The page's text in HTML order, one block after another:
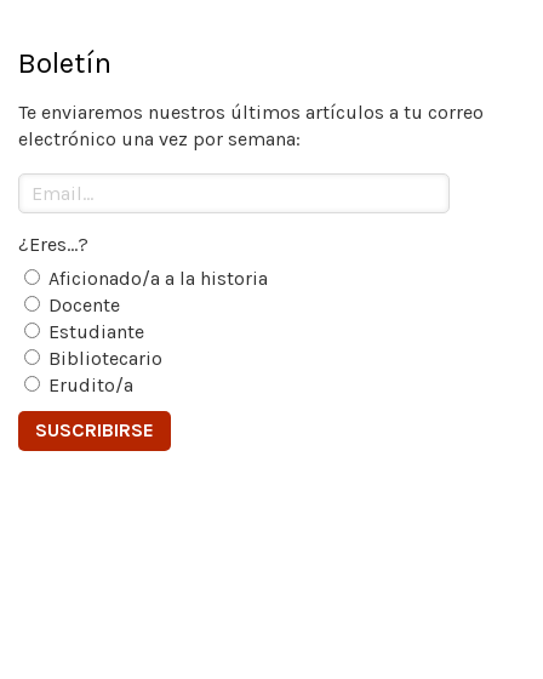
Boletín
Te enviaremos nuestros últimos artículos a tu correo
electrónico una vez por semana:
¿Eres...?
Aficionado/a a la historia
Docente
Estudiante
Bibliotecario
Erudito/a